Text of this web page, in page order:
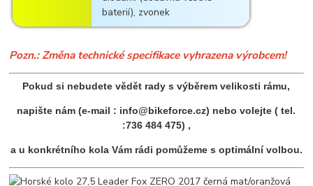
baterií), zvonek
Pozn.:Změna technické specifikace vyhrazena výrobcem!
Pokud si nebudete vědět rady s výběrem velikosti rámu,
napište nám (e-mail : info@bikeforce.cz) nebo volejte ( tel.
:736 484 475) ,
a u konkrétního kola Vám rádi pomůžeme s optimální volbou.